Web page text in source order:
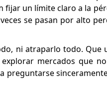
un límite claro a la
se pasan por alto
ni atraparlo todo. Que
mercados que
preguntarse